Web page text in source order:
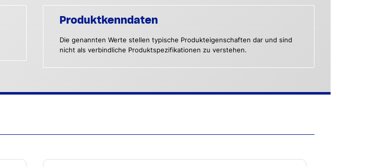
Produktkenndaten
Die genannten Werte stellen typische Produkteigenschaften dar und sind
nicht als verbindliche Produktspezifikationen zu verstehen.